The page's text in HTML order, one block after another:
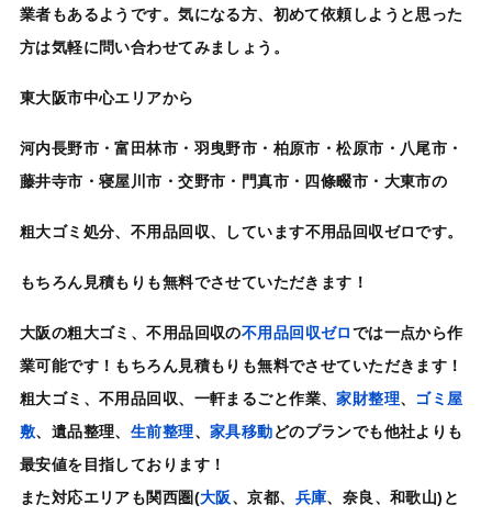
業者もあるようです。気になる方、初めて依頼しようと思った
方は気軽に問い合わせてみましょう。
東大阪市中心エリアから
河内長野市・富田林市・羽曳野市・柏原市・松原市・八尾市・
藤井寺市・寝屋川市・交野市・門真市・四條畷市・大東市の
粗大ゴミ処分、 不用品回収、しています不用品回収ゼロです。
もちろん見積もりも無料でさせていただきます！
大阪の粗大ゴミ 、不用品回収の不用品回収ゼロでは一点から作
業可能です！もちろん見積もりも無料でさせていただきます！
粗大ゴミ 、不用品回収、一軒まるごと作業、家財整理、 ゴミ屋
敷、 遺品整理、 生前整理、 家具移動どのプランでも他社よりも
最安値を目指しております！
また対応エリアも関西圏(大阪、京都、 兵庫、奈良、和歌山)と